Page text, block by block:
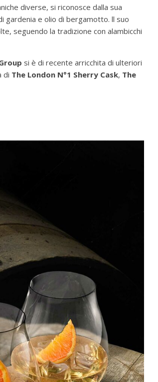
diverse, si riconosce dalla sua
gardenia e olio di bergamotto. ll suo
seguendo la tradizione con alambicchi
si è di recente arricchita di ulteriori
di The London N°1 Sherry Cask, The